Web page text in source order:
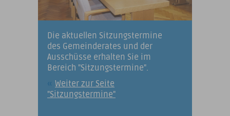
Die aktuellen Sitzungstermine
des Gemeinderates und der
Ausschüsse erhalten Sie im
Bereich "Sitzungstermine".
Weiter zur Seite
"Sitzungstermine"